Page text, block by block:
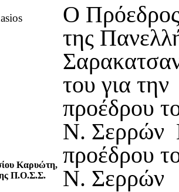
Καρυώτη,
Π.Ο.Σ.Σ.
Ο Πρόεδρος
της
του για
προέδρου
Ν. Σερρών
προέδρου
Ν.